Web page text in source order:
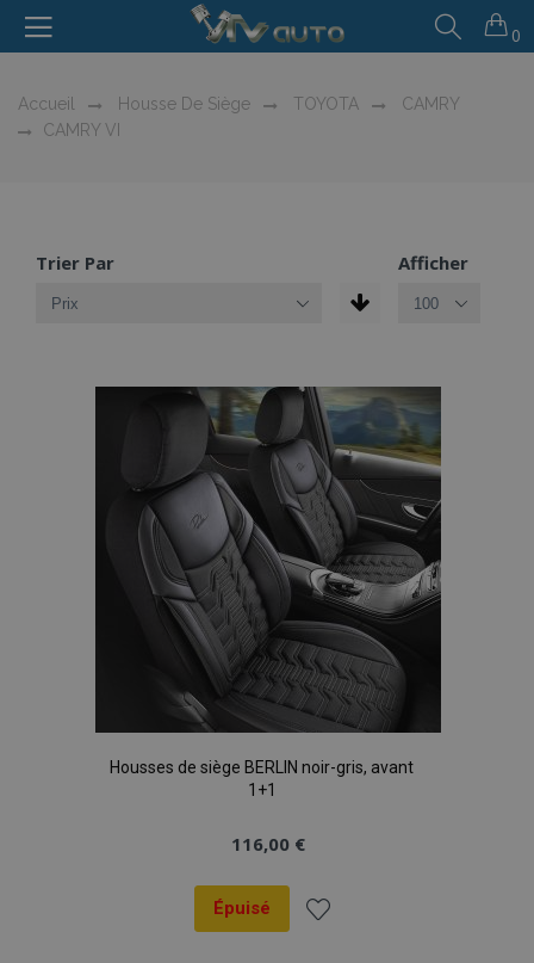
0
Accueil Housse De Siège TOYOTA
CAMRY
CAMRY VI
Trier Par Afficher
Housses de siège BERLIN noir-gris, avant
1+1
116,00 €
Épuisé